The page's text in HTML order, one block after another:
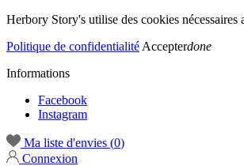
Herbory Story's utilise des cookies
Politique de confidentialité Accepterdone
Informations
Facebook
Instagram
Ma liste d'envies (0)
Connexion